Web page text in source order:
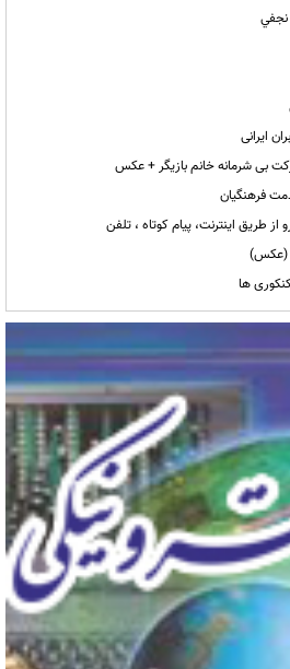
نجفي
بی شرمانه خانم بازیگر + عکس
طریق اینترنت، پیام کوتاه ، تلفن
(عکس)
ها